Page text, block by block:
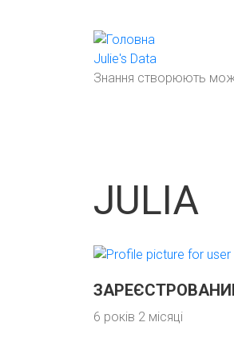
Julie's Data
Знання створюють
JULIA
6 років 2 місяці